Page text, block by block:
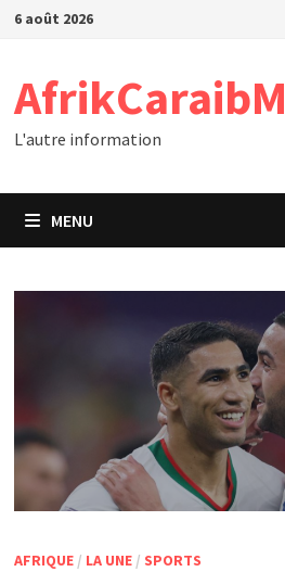
Passer
6 août 2026
L'autre information
MENU
AFRIQUE/ LA UNE/ SPORTS